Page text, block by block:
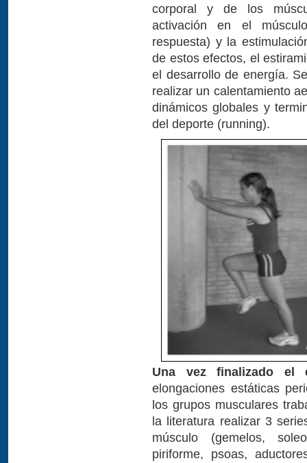
corporal y de los
activación en el
respuesta) y la
de estos efectos, el
el desarrollo de energía.
realizar un calentamiento
dinámicos globales y
del deporte (running).
Una vez finalizado el
elongaciones estáticas
los grupos musculares
la literatura realizar 3
músculo (gemelos,
piriforme, psoas,